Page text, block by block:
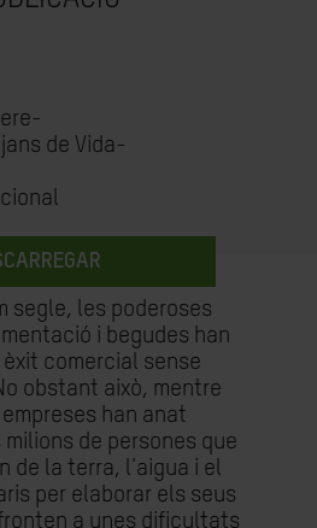
de Vida-
segle, les poderoses
i begudes han
comercial sense
obstant això, mentre
han anat
de persones que
de la terra, l'aigua i el
per elaborar els seus
a unes dificultats